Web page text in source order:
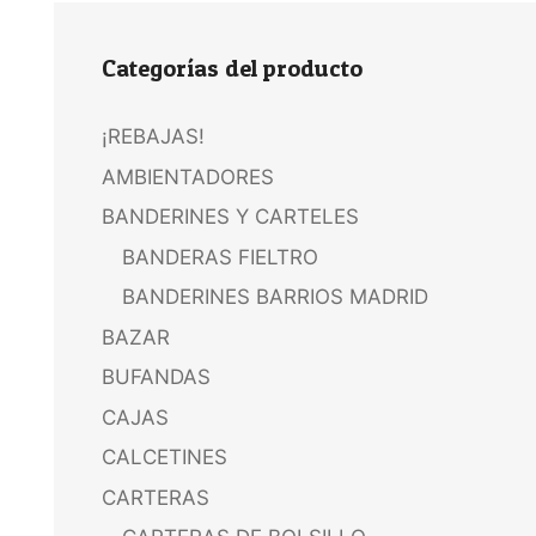
Categorías del producto
¡REBAJAS!
AMBIENTADORES
BANDERINES Y CARTELES
BANDERAS FIELTRO
BANDERINES BARRIOS MADRID
BAZAR
BUFANDAS
CAJAS
CALCETINES
CARTERAS